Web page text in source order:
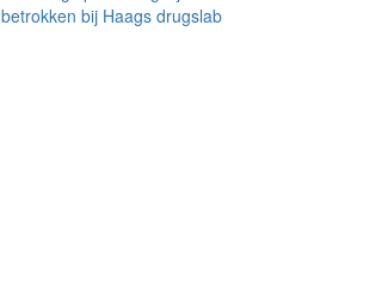
betrokken bij Haags drugslab